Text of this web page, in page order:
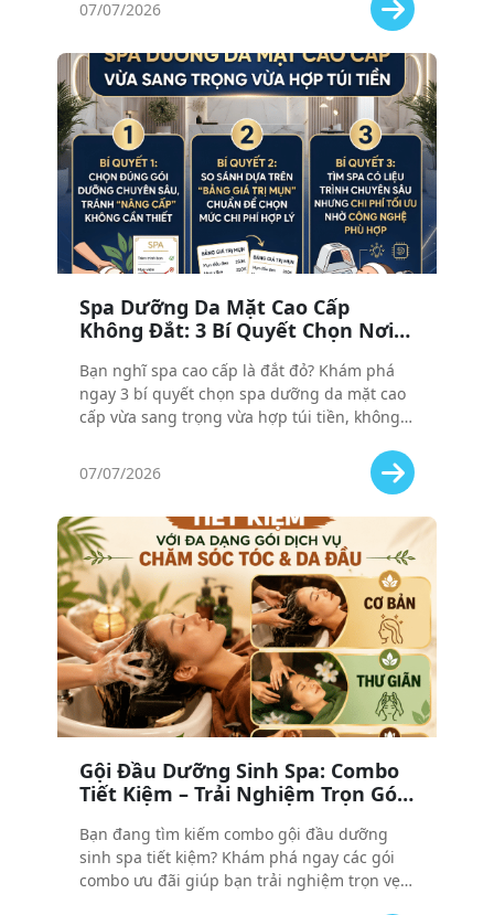
07/07/2026
Spa Dưỡng Da Mặt Cao Cấp
Không Đắt: 3 Bí Quyết Chọn Nơi
Bạn nghĩ spa cao cấp là đắt đỏ? Khám phá
ngay 3 bí quyết chọn spa dưỡng da mặt cao
cấp vừa sang trọng vừa hợp túi tiền, không
07/07/2026
Gội Đầu Dưỡng Sinh Spa: Combo
Tiết Kiệm – Trải Nghiệm Trọn Gói
Bạn đang tìm kiếm combo gội đầu dưỡng
sinh spa tiết kiệm? Khám phá ngay các gói
combo ưu đãi giúp bạn trải nghiệm trọn vẹn